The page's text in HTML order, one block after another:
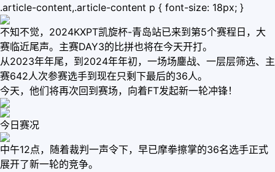
.article-content,.article-content p { font-size: 18px; }
不知不觉，2024KXPT凯旋杯-青岛站已来到第5个赛程日，大
赛临近尾声。主赛DAY3的比拼也将在今天开打。
从2023年年尾，到2024年年初，一场场鏖战、一层层筛选、主
赛642人次参赛选手到现在只剩下最后的36人。
今天，他们将再次回到赛场，向着FT发起新一轮冲锋！
今日赛况
中午12点，随着裁判一声令下，早已摩拳擦掌的36名选手正式
展开了新一轮的竞争。